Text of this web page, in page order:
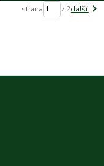
strana z 2další